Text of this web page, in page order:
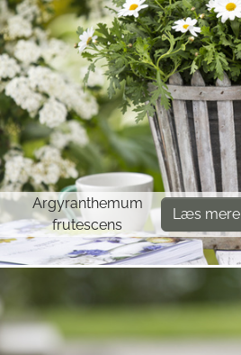
Argyranthemum
frutescens
Læs mere